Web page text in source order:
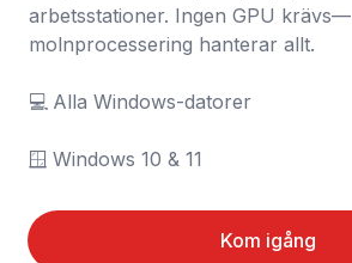
arbetsstationer. Ingen GPU krävs—
molnprocessering hanterar allt.
💻	Alla Windows-datorer
🪟	Windows 10 & 11
Kom igång